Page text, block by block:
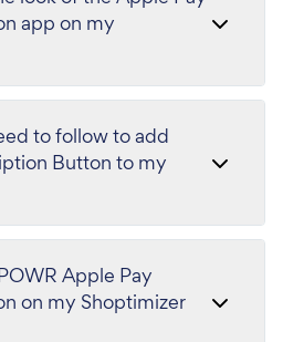
app on my
to follow to add
Button to my
Apple Pay
on my Shoptimizer